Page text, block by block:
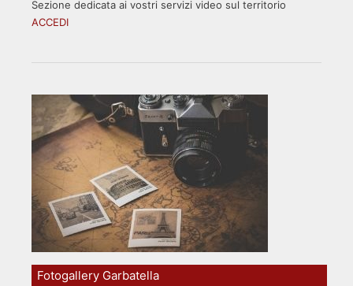
Sezione dedicata ai vostri servizi video sul territorio
ACCEDI
Fotogallery Garbatella